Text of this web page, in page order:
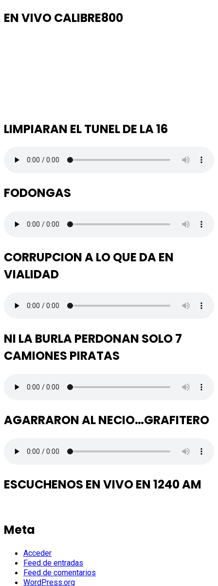
EN VIVO CALIBRE800
LIMPIARAN EL TUNEL DE LA 16
FODONGAS
CORRUPCION A LO QUE DA EN
VIALIDAD
NI LA BURLA PERDONAN SOLO 7
CAMIONES PIRATAS
AGARRARON AL NECIO…GRAFITERO
ESCUCHENOS EN VIVO EN 1240 AM
Meta
Acceder
Feed de entradas
Feed de comentarios
WordPress.org